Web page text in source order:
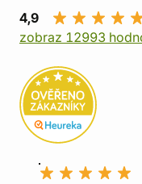
4,9
zobraz 12993